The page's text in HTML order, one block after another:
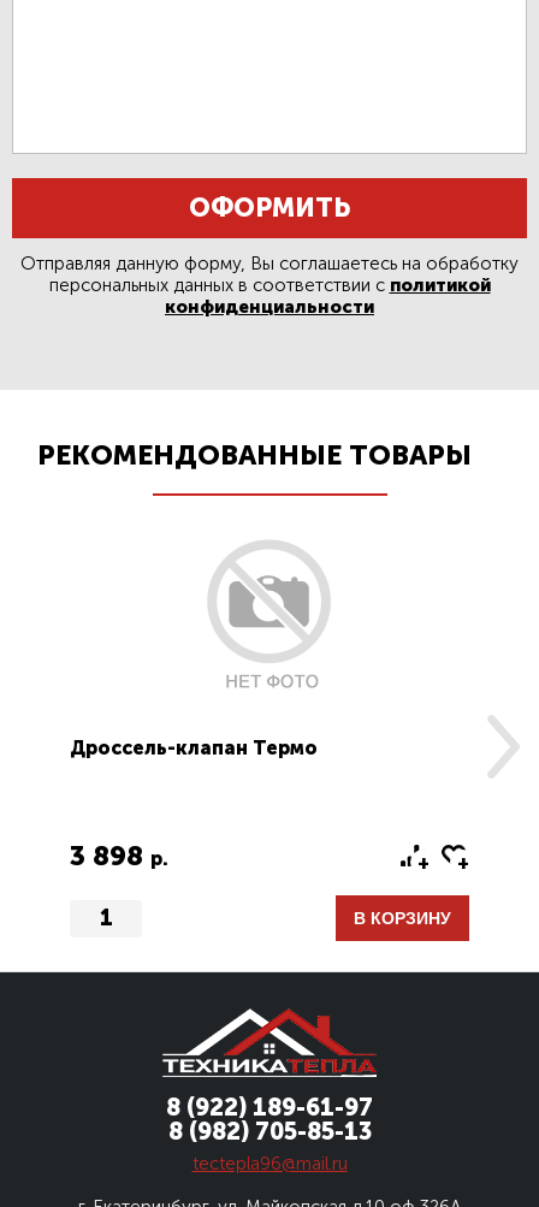
Отправляя данную форму, Вы соглашаетесь на обработку
персональных данных в соответствии с политикой
конфиденциальности
ОФОРМИТЬ
РЕКОМЕНДОВАННЫЕ ТОВАРЫ
Дроссель-клапан Термо
3 898 р.
В КОРЗИНУ
8 (922) 189-61-97
8 (982) 705-85-13
tectepla96@mail.ru